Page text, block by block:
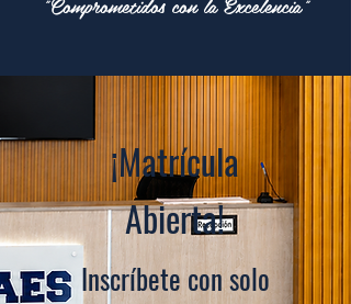
¡Matrícula
Abierta!
Inscríbete con solo